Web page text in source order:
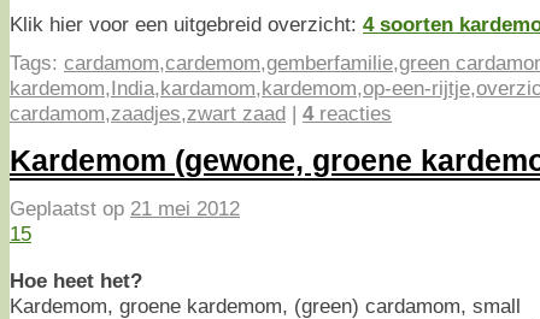
Klik hier voor een uitgebreid overzicht: 4 soorten
Tags: cardamom,cardemom,gemberfamilie,green
kardemom,India,kardamom,kardemom,op-een-rijtje,
cardamom,zaadjes,zwart zaad | 4reacties
Kardemom (gewone, groene
Geplaatst op 21 mei 2012
15
Hoe heet het?
Kardemom, groene kardemom, (green) cardamom, small